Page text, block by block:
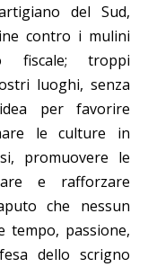
del Sud,
contro i mulini
fiscale; troppi
luoghi, senza
per favorire
le culture in
promuovere le
e rafforzare
che nessun
tempo, passione,
dello scrigno